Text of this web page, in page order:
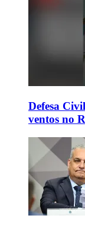
Defesa
ventos no